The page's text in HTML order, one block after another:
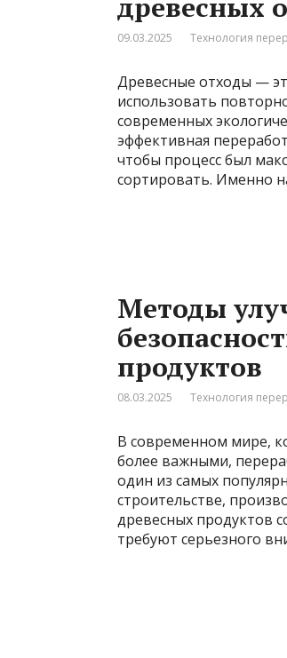
древесных
09.03.2025 Технология
Древесные отходы —
использовать
современных
эффективная
чтобы процесс был
сортировать. Именно
Методы
продуктов
08.03.2025 Технология
В современном мире,
более важными,
один из самых
строительстве,
древесных продуктов
требуют серьезного